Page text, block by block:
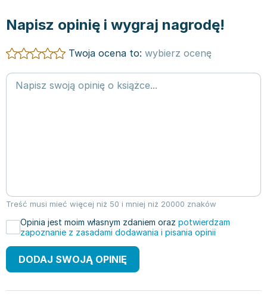
Napisz opinię i wygraj nagrodę!
Twoja ocena to: wybierz ocenę
Treść musi mieć więcej niż 50 i mniej niż 20000 znaków
Opinia jest moim własnym zdaniem oraz potwierdzam
zapoznanie z zasadami dodawania i pisania opinii
DODAJ SWOJĄ OPINIĘ